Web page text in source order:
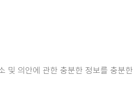
및 의안에 관한 충분한 정보를 충분